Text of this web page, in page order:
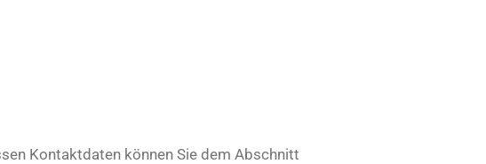
Kontaktdaten können Sie dem Abschnitt